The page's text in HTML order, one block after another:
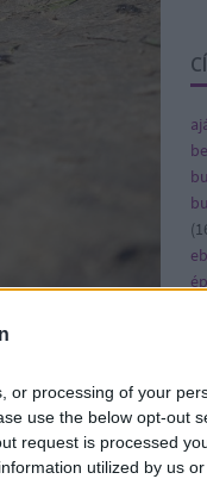
or processing of your
use the below opt-out
request is processed
utilized by us
Majdnem
már más.
az,
(